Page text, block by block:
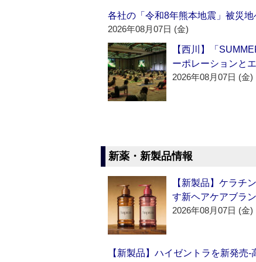
各社の「令和8年熊本地震」被災地
2026年08月07日 (金)
【西川】「
ーポレーションと
2026年08月07日 (金)
新薬・新製品情報
【新製品】ケラチ
す新ヘアケアブラ
2026年08月07日 (金)
【新製品】ハイゼントラを新発